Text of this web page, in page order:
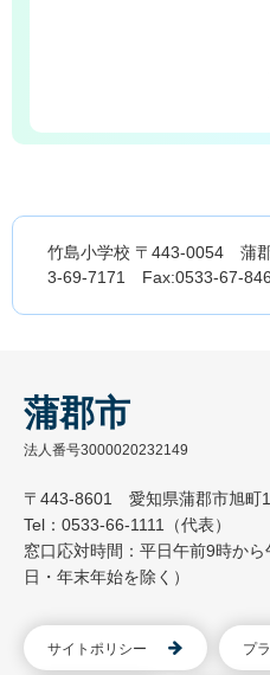
竹島小学校 〒443-0054 蒲
3-69-7171 Fax:0533-67-
蒲郡市
法人番号3000020232149
〒443-8601 愛知県蒲郡市旭町
Tel：0533-66-1111（代表）
窓口応対時間：平日午前9時か
日・年末年始を除く）
サイトポリシー プ